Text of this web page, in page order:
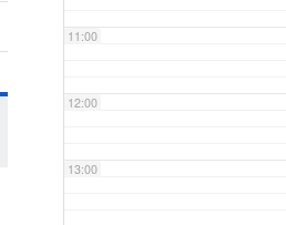
11:00
12:00
13:00